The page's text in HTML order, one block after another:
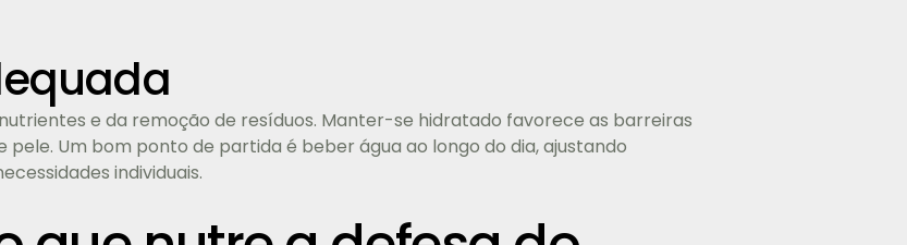
e da remoção de resíduos. Manter-se hidratado favorece as barreiras
pele. Um bom ponto de partida é beber água ao longo do dia, ajustando
individuais.